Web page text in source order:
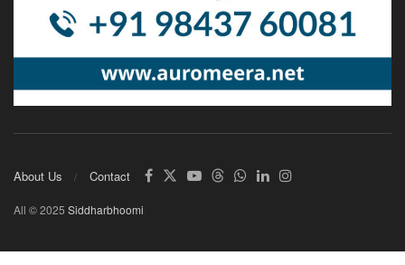
About Us Contact
All © 2025 Siddharbhoomi